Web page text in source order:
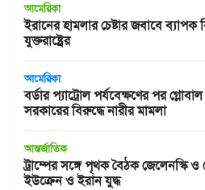
আমেরিকা
ইরানের হামলার চেষ্টার জবাবে ব্যাপক
যুক্তরাষ্ট্রের
আমেরিকা
বর্ডার প্যাট্রোল পর্যবেক্ষণের পর গ্লোবাল
সরকারের বিরুদ্ধে নারীর মামলা
আন্তর্জাতিক
ট্রাম্পের সঙ্গে পৃথক বৈঠক জেলেনস্কি
ইউক্রেন ও ইরান যুদ্ধ